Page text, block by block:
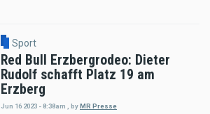
Sport
Red Bull Erzbergrodeo: Dieter
Rudolf schafft Platz 19 am
Erzberg
Jun 16 2023 - 8:38am byMR Presse